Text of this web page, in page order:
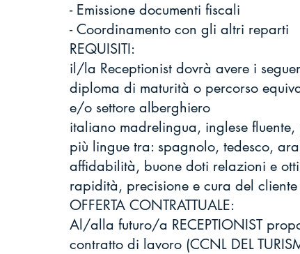
- Emissione documenti fiscali
- Coordinamento con gli altri reparti
REQUISITI:
il/la Receptionist dovrà avere i
diploma di maturità o percorso
e/o settore alberghiero
italiano madrelingua, inglese
più lingue tra: spagnolo, tedesco,
affidabilità, buone doti relazioni e
rapidità, precisione e cura del cliente
OFFERTA CONTRATTUALE:
Al/alla futuro/a RECEPTIONIST
contratto di lavoro (CCNL DEL